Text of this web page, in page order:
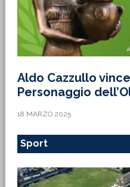
Aldo Cazzullo
Personaggio
18 MARZO 2025
Sport